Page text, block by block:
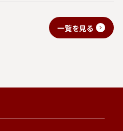
一覧を見る